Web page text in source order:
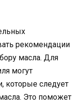
рекомендации
масла. Для
могут
которые следует
Это поможет